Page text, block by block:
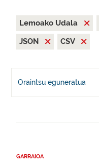
Lemoako Udala
JSON
CSV
Oraintsu eguneratua
GARRAIOA